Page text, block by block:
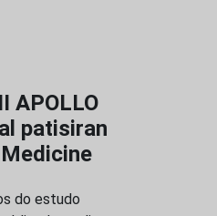
APOLLO
patisiran
do estudo